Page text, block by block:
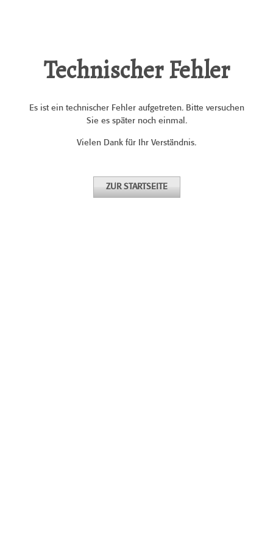
Technischer Fehler
Es ist ein technischer Fehler aufgetreten. Bitte versuchen
Sie es später noch einmal.
Vielen Dank für Ihr Verständnis.
ZUR STARTSEITE